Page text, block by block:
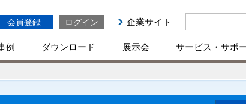
会員登録 ログイン 企業サイト
例 ダウンロード 展示会 サービス・サポ